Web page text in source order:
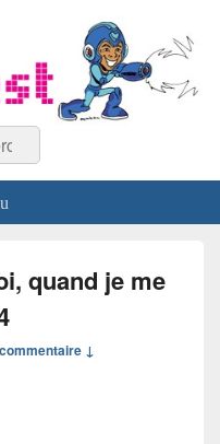
quand je me
↓